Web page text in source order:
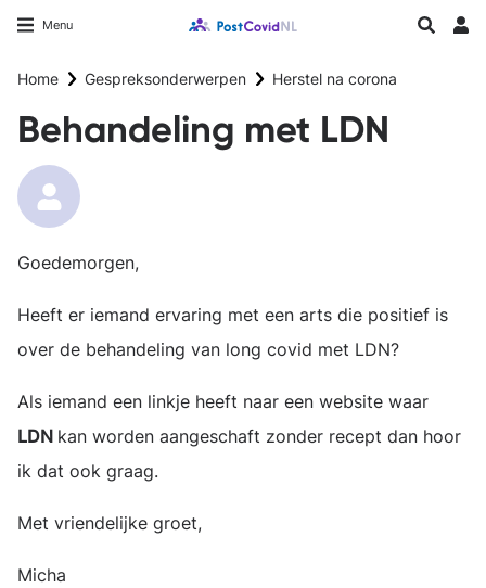
gaan
Menu Longfonds homepageZoeken
Home Gespreksonderwerpen Herstel na corona
Behandeling met LDN
Goedemorgen,
Heeft er iemand ervaring met een arts die positief is
over de behandeling van long covid met LDN?
Als iemand een linkje heeft naar een website waar
LDN kan worden aangeschaft zonder recept dan hoor
ik dat ook graag.
Met vriendelijke groet,
Micha